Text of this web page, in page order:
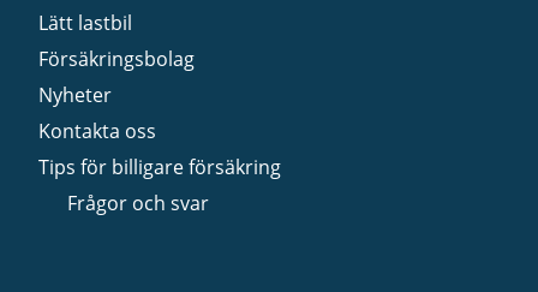
Lätt lastbil
Försäkringsbolag
Nyheter
Kontakta oss
Tips för billigare försäkring
Frågor och svar